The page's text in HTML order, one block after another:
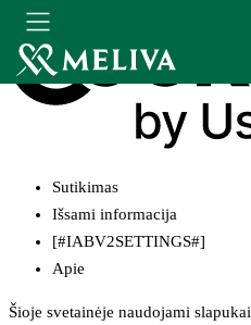
Sutikimas
Išsami informacija
[#IABV2SETTINGS#]
Apie
Šioje svetainėje naudojami slapukai